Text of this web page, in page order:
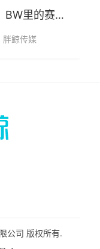
BW里的赛博
，藏着品牌
胖鲸传媒
公司 版权所有.